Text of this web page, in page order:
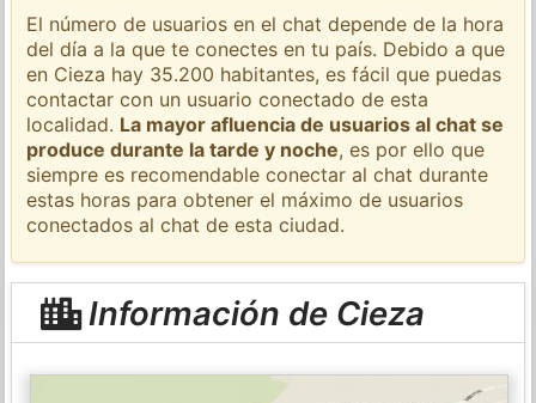
El número de usuarios en el chat depende de la hora
del día a la que te conectes en tu país. Debido a que
en Cieza hay 35.200 habitantes, es fácil que puedas
contactar con un usuario conectado de esta
localidad. La mayor afluencia de usuarios al chat se
produce durante la tarde y noche, es por ello que
siempre es recomendable conectar al chat durante
estas horas para obtener el máximo de usuarios
conectados al chat de esta ciudad.
Información de Cieza